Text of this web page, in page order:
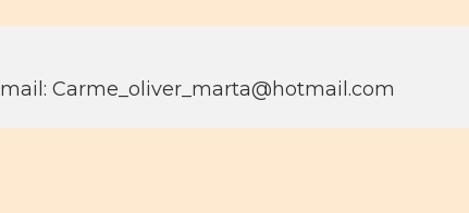
mail: Carme_oliver_marta@hotmail.com